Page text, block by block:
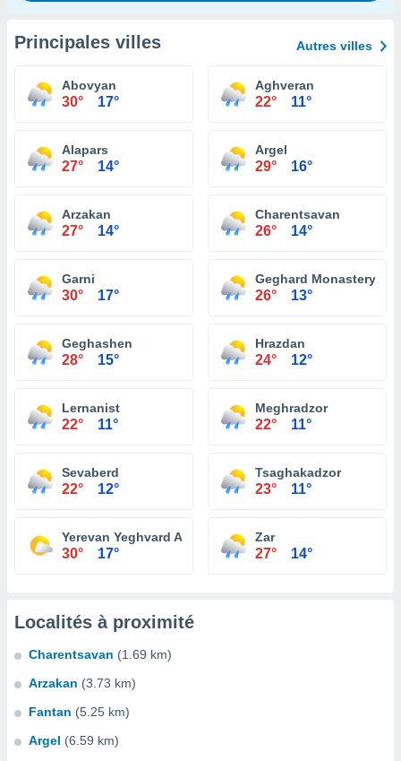
Principales villes Autres villes
Abovyan
30° 17°
Aghveran
22° 11°
Alapars
27° 14°
Argel
29° 16°
Arzakan
27° 14°
Charentsavan
26° 14°
Garni
30° 17°
Geghard Monastery
26° 13°
Geghashen
28° 15°
Hrazdan
24° 12°
Lernanist
22° 11°
Meghradzor
22° 11°
Sevaberd
22° 12°
Tsaghakadzor
23° 11°
Yerevan Yeghvard Airport
30° 17°
Zar
27° 14°
Localités à proximité
Charentsavan (1.69 km)
Arzakan (3.73 km)
Fantan (5.25 km)
Argel (6.59 km)